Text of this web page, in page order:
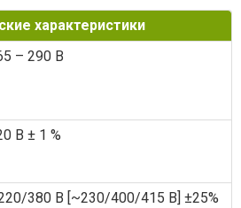
характеристики
– 290 В
В ± 1 %
380 В [~230/400/415 В] ±25%